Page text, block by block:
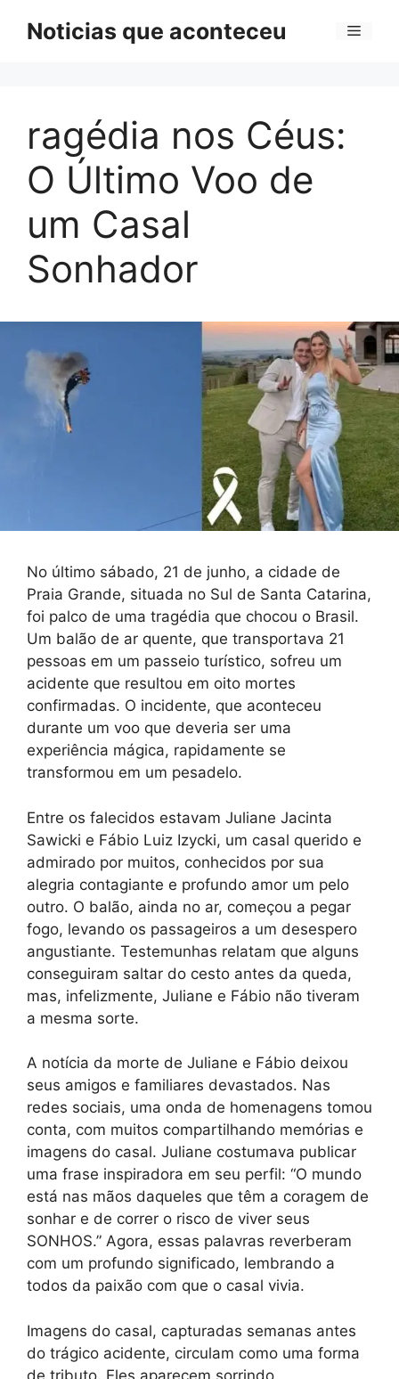
Noticias que aconteceu Menu
ragédia nos Céus:
O Último Voo de
um Casal
Sonhador
No último sábado, 21 de junho, a cidade de
Praia Grande, situada no Sul de Santa Catarina,
foi palco de uma tragédia que chocou o Brasil.
Um balão de ar quente, que transportava 21
pessoas em um passeio turístico, sofreu um
acidente que resultou em oito mortes
confirmadas. O incidente, que aconteceu
durante um voo que deveria ser uma
experiência mágica, rapidamente se
transformou em um pesadelo.
Entre os falecidos estavam Juliane Jacinta
Sawicki e Fábio Luiz Izycki, um casal querido e
admirado por muitos, conhecidos por sua
alegria contagiante e profundo amor um pelo
outro. O balão, ainda no ar, começou a pegar
fogo, levando os passageiros a um desespero
angustiante. Testemunhas relatam que alguns
conseguiram saltar do cesto antes da queda,
mas, infelizmente, Juliane e Fábio não tiveram
a mesma sorte.
A notícia da morte de Juliane e Fábio deixou
seus amigos e familiares devastados. Nas
redes sociais, uma onda de homenagens tomou
conta, com muitos compartilhando memórias e
imagens do casal. Juliane costumava publicar
uma frase inspiradora em seu perfil: “O mundo
está nas mãos daqueles que têm a coragem de
sonhar e de correr o risco de viver seus
SONHOS.” Agora, essas palavras reverberam
com um profundo significado, lembrando a
todos da paixão com que o casal vivia.
Imagens do casal, capturadas semanas antes
do trágico acidente, circulam como uma forma
de tributo. Eles aparecem sorrindo,